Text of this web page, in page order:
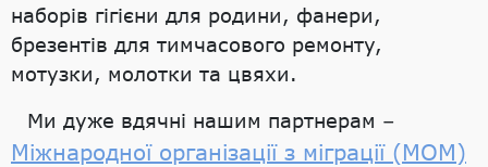
наборів гігієни для родини, фанери,
брезентів для тимчасового ремонту,
мотузки, молотки та цвяхи.
Ми дуже вдячні нашим партнерам –
Міжнародної організації з міграції (МОМ)